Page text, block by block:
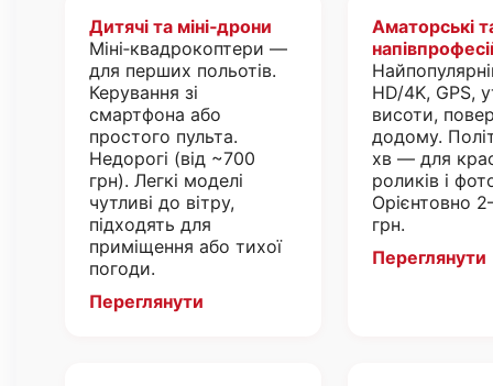
Дитячі та міні‑дрони
Міні‑квадрокоптери —
для перших польотів.
Керування зі
смартфона або
простого пульта.
Недорогі (від ~700
грн). Легкі моделі
чутливі до вітру,
підходять для
приміщення або тихої
погоди.
Переглянути
Аматорські
HD/4K, GPS,
висоти,
додому.
хв — для
роликів і
Орієнтовно
грн.
Переглянути